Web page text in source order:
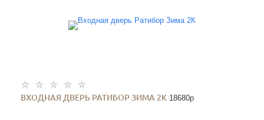
ВХОДНАЯ ДВЕРЬ РАТИБОР ЗИМА 2К 18680p